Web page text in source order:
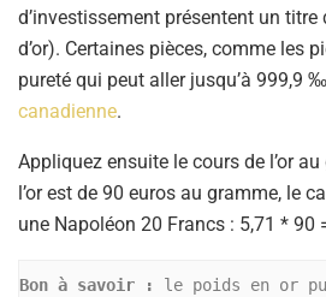
d’investissement présentent un titre
d’or). Certaines pièces, comme les
pureté qui peut aller jusqu’à 999,9
canadienne.
Appliquez ensuite le cours de l’or
l’or est de 90 euros au gramme, le
une Napoléon 20 Francs : 5,71 * 90
Bon à savoir :
le poids en or